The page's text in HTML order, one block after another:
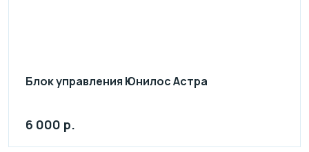
Блок управления Юнилос Астра
6 000 р.